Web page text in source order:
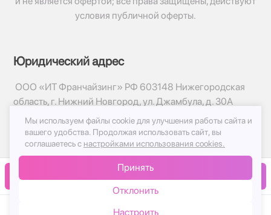
В корзину
условия публичной оферты.
Юридический адрес
ООО «ИТ Франчайзинг» РФ 603148 Нижегородская
область, г. Нижний Новгород, ул. Джамбула, д. 30А
© 2017-2026г, База Цветов 24.ру
Политика конфиденциальности
Публичная оферта
Мы используем файлы cookie для улучшения работы сайта и
вашего удобства. Продолжая использовать сайт, вы
соглашаетесь с настройками использования cookies.
Принять
Отклонить
Настроить